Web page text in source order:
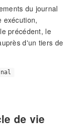
du journal
exécution,
précédent, le
d'un tiers de
de vie